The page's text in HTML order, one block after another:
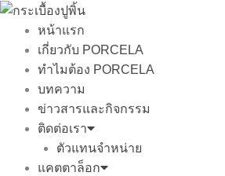
Skip
content
หน้าแรก
เกี่ยวกับ PORCELA
ทำไมต้อง PORCELA
บทความ
ข่าวสารและกิจกรรม
ติดต่อเรา
ตัวแทนจำหน่าย
แคตตาล็อก